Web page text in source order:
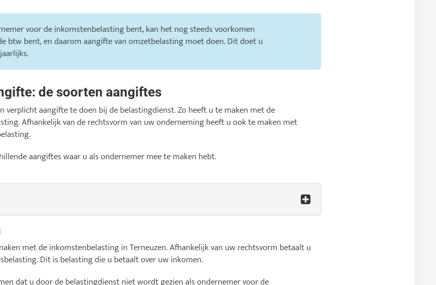
voor de inkomstenbelasting bent, kan het nog steeds voorkomen
btw bent, en daarom aangifte van omzetbelasting moet doen. Dit doet u
de soorten aangiftes
verplicht aangifte te doen bij de belastingdienst. Zo heeft u te maken met de
Afhankelijk van de rechtsvorm van uw onderneming heeft u ook te maken met
aangiftes waar u als ondernemer mee te maken hebt.
met de inkomstenbelasting in Terneuzen. Afhankelijk van uw rechtsvorm betaalt u
Dit is belasting die u betaalt over uw inkomen.
dat u door de belastingdienst niet wordt gezien als ondernemer voor de